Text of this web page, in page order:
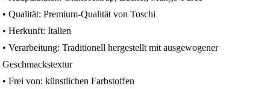
• Qualität: Premium-Qualität von Toschi
• Herkunft: Italien
• Verarbeitung: Traditionell hergestellt mit ausgewogener
Geschmackstextur
• Frei von: künstlichen Farbstoffen